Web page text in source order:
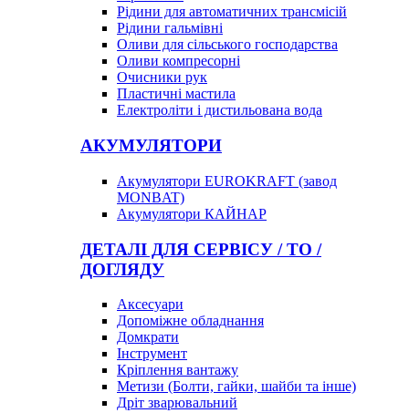
Рідини для автоматичних трансмісій
Рідини гальмівні
Оливи для сільського господарства
Оливи компресорні
Очисники рук
Пластичні мастила
Електроліти і дистильована вода
АКУМУЛЯТОРИ
Акумулятори EUROKRAFT (завод
MONBAT)
Акумулятори КАЙНАР
ДЕТАЛІ ДЛЯ СЕРВІСУ / ТО /
ДОГЛЯДУ
Аксесуари
Допоміжне обладнання
Домкрати
Інструмент
Кріплення вантажу
Метизи (Болти, гайки, шайби та інше)
Дріт зварювальний